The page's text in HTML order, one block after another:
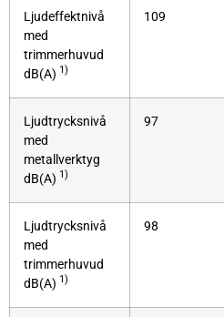
Ljudeffektnivå
med
trimmerhuvud
dB(A) 1)
109
Ljudtrycksnivå
med
metallverktyg
dB(A) 1)
97
Ljudtrycksnivå
med
trimmerhuvud
dB(A) 1)
98